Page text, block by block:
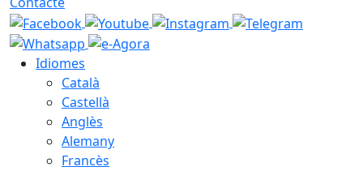
Idiomes
Català
Castellà
Anglès
Alemany
Francès